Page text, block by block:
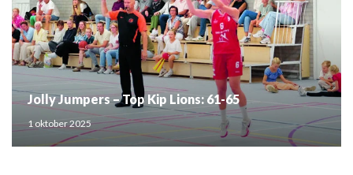
Jolly Jumpers – Top Kip Lions: 61-65
1 oktober 2025